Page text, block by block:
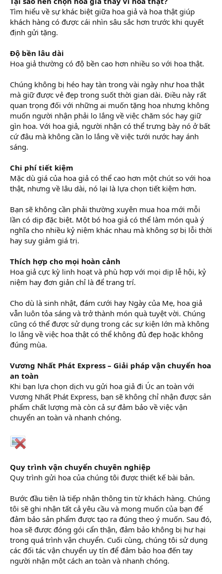
Tìm hiểu về sự khác biệt giữa hoa giả và hoa thật giúp
khách hàng có được cái nhìn sâu sắc hơn trước khi quyết
định gửi tặng.
Độ bền lâu dài
Hoa giả thường có độ bền cao hơn nhiều so với hoa thật.
Chúng không bị héo hay tàn trong vài ngày như hoa thật
mà giữ được vẻ đẹp trong suốt thời gian dài. Điều này rất
quan trọng đối với những ai muốn tặng hoa nhưng không
muốn người nhận phải lo lắng về việc chăm sóc hay giữ
gìn hoa. Với hoa giả, người nhận có thể trưng bày nó ở bất
cứ đâu mà không cần lo lắng về việc tưới nước hay ánh
sáng.
Chi phí tiết kiệm
Mặc dù giá của hoa giả có thể cao hơn một chút so với hoa
thật, nhưng về lâu dài, nó lại là lựa chọn tiết kiệm hơn.
Bạn sẽ không cần phải thường xuyên mua hoa mới mỗi
lần có dịp đặc biệt. Một bó hoa giả có thể làm món quà ý
nghĩa cho nhiều kỷ niệm khác nhau mà không sợ bị lỗi thời
hay suy giảm giá trị.
Thích hợp cho mọi hoàn cảnh
Hoa giả cực kỳ linh hoạt và phù hợp với mọi dịp lễ hội, kỷ
niệm hay đơn giản chỉ là để trang trí.
Cho dù là sinh nhật, đám cưới hay Ngày của Mẹ, hoa giả
vẫn luôn tỏa sáng và trở thành món quà tuyệt vời. Chúng
cũng có thể được sử dụng trong các sự kiện lớn mà không
lo lắng về việc hoa thật có thể không đủ đẹp hoặc không
đúng mùa.
Vương Nhất Phát Express – Giải pháp vận chuyển hoa
an toàn
Khi bạn lựa chọn dịch vụ gửi hoa giả đi Úc an toàn với
Vương Nhất Phát Express, bạn sẽ không chỉ nhận được sản
phẩm chất lượng mà còn cả sự đảm bảo về việc vận
chuyển an toàn và nhanh chóng.
Quy trình vận chuyển chuyên nghiệp
Quy trình gửi hoa của chúng tôi được thiết kế bài bản.
Bước đầu tiên là tiếp nhận thông tin từ khách hàng. Chúng
tôi sẽ ghi nhận tất cả yêu cầu và mong muốn của bạn để
đảm bảo sản phẩm được tạo ra đúng theo ý muốn. Sau đó,
hoa sẽ được đóng gói cẩn thận, đảm bảo không bị hư hại
trong quá trình vận chuyển. Cuối cùng, chúng tôi sử dụng
các đối tác vận chuyển uy tín để đảm bảo hoa đến tay
người nhận một cách an toàn và nhanh chóng.